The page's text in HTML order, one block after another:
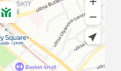
заявленным целям
Не допускается
обрабатываемых
по отношению
целям их обработки.
персональных
точность
данных,
а в необходимых
по отношению